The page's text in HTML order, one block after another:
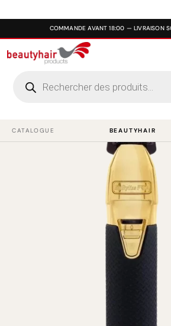
CATALOGUE BEAUTYHAIR